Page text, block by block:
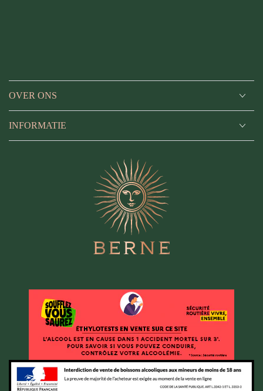
OVER ONS
INFORMATIE